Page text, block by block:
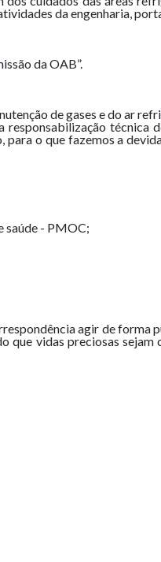
da engenharia,
da OAB”.
de gases e do ar
técnica
o que fazemos a
saúde - PMOC;
agir de forma
que vidas preciosas